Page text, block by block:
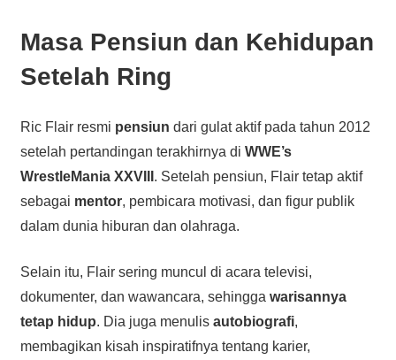
Masa Pensiun dan Kehidupan
Setelah Ring
Ric Flair resmi pensiun dari gulat aktif pada tahun 2012
setelah pertandingan terakhirnya di WWE’s
WrestleMania XXVIII . Setelah pensiun, Flair tetap aktif
sebagai mentor, pembicara motivasi, dan figur publik
dalam dunia hiburan dan olahraga.
Selain itu, Flair sering muncul di acara televisi,
dokumenter, dan wawancara, sehingga warisannya
tetap hidup. Dia juga menulis autobiografi,
membagikan kisah inspiratifnya tentang karier,